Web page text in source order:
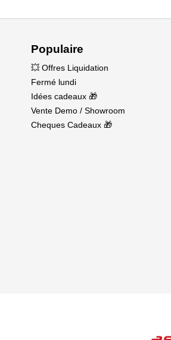
Populaire
💥 Offres Liquidation
Fermé lundi
Idées cadeaux 🎁
Vente Demo / Showroom
Cheques Cadeaux 🎁